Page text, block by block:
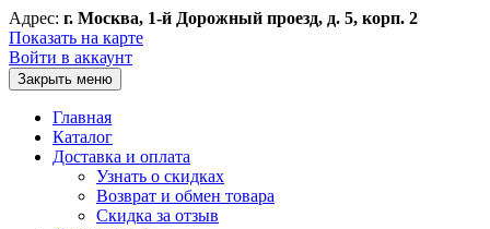
Адрес: г. Москва, 1-й Дорожный проезд, д. 5, корп. 2
Показать на карте
Войти в аккаунт
Закрыть меню
Главная
Каталог
Доставка и оплата
Узнать о скидках
Возврат и обмен товара
Скидка за отзыв